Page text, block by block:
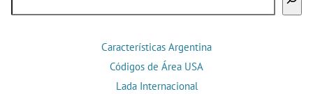
Características Argentina
Códigos de Área USA
Lada Internacional